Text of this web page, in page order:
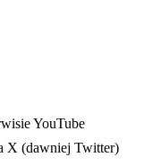
YouTube
X (dawniej Twitter)